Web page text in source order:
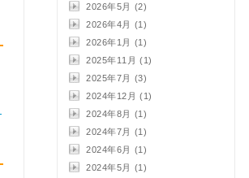
2026年5月 (2)
2026年4月 (1)
2026年1月 (1)
2025年11月 (1)
2025年7月 (3)
2024年12月 (1)
2024年8月 (1)
2024年7月 (1)
2024年6月 (1)
2024年5月 (1)